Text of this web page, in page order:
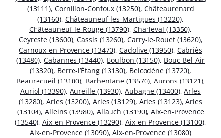
(13111), Cornillon-Confoux (13250), Châteaurenard
(13160), Châteauneuf-les-Martigues (13220),
Châteauneuf-le-Rouge (13790), Charleval (13350),
Ceyreste (13600), Cassis (13260), Carry-le-Rouet (13620),
Carnoux-en-Provence (13470), Cadolive (13950), Cabriès
(13480), Cabannes (13440), Boulbon (13150), Bouc-Bel-Air
(13320), Berre-l’Étang (13130), Belcodène (13720),
Beaurecueil (13100), Barbentane (13570), Aurons (13121),
Auriol (13390), Aureille (13930), Aubagne (13400), Arles
(13280), Arles (13200), Arles (13129), Arles (13123), Arles
(13104), Alleins (13980), Allauch (13190), Aix-en-Provence
(13540), Aix-en-Provence (13290), Aix-en-Provence (13100),
Aix-en-Provence (13090), Aix-en-Provence (13080)